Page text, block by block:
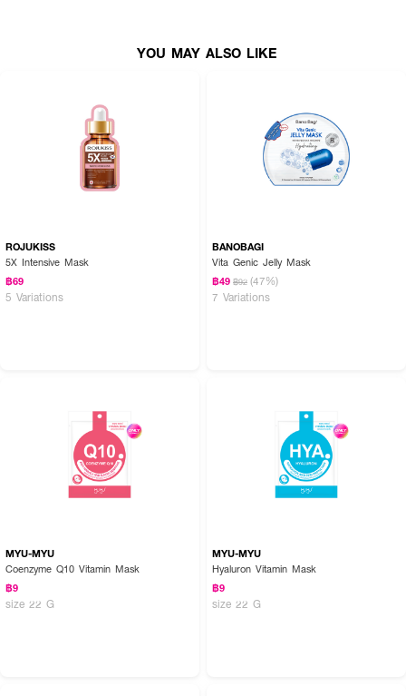
EOP), Acetyl Hexapeptide-8, Palmitoyl Tripeptide-1, Palmitoyl
Tetrapeptide-7, Soluble Collagen, Carnosine, Squalane, Tocopherol
● Retinal ในมาส์กนี้ระคายเคืองไหมคะ?: สูตรนี้ใช้ Encapsulated Retinal ร่วม
กับ Bakuchiol ซึ่งเน้นความอ่อนโยนในการผลัดเซลล์ผิวและลดเลือนริ้วรอย
พร้อมมีเซราไมด์ช่วยเสริมเกราะป้องกันผิวค่ะ
เรียบเนียนดูอ่อนเยาว์ มั่นใจไปกับ HER HYNESS
YOU MAY ALSO LIKE
ROJUKISS
5X Intensive Mask
฿69
5 Variations
BANOBAGI
Vita Genic Jelly Mask
฿49 ฿92 (47%)
7 Variations
MYU-MYU
Coenzyme Q10 Vitamin Mask
฿9
size 22 G
MYU-MYU
Hyaluron Vitamin Mask
฿9
size 22 G